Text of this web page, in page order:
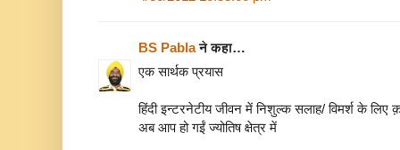
BS Pablaने कहा…
एक सार्थक प्रयास
हिंदी इन्टरनेटीय जीवन में निशुल्क सलाह/ विमर्श के लिए
अब आप हो गईं ज्योतिष क्षेत्र में